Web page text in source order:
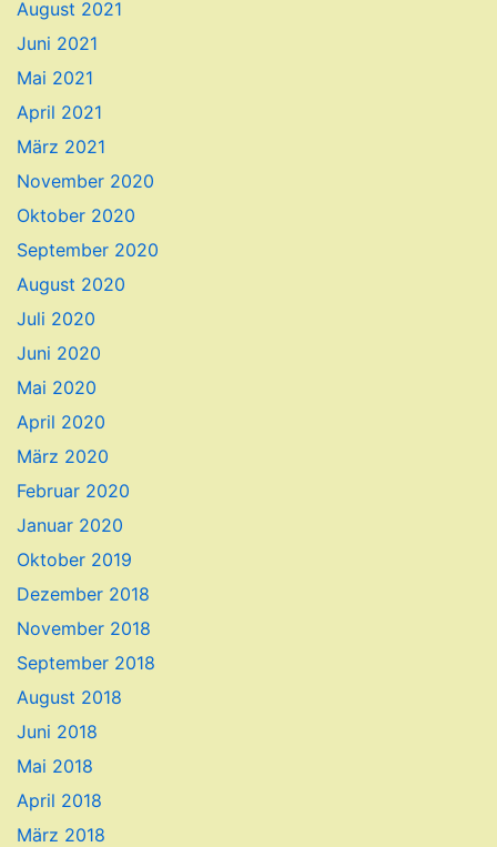
August 2021
Juni 2021
Mai 2021
April 2021
März 2021
November 2020
Oktober 2020
September 2020
August 2020
Juli 2020
Juni 2020
Mai 2020
April 2020
März 2020
Februar 2020
Januar 2020
Oktober 2019
Dezember 2018
November 2018
September 2018
August 2018
Juni 2018
Mai 2018
April 2018
März 2018